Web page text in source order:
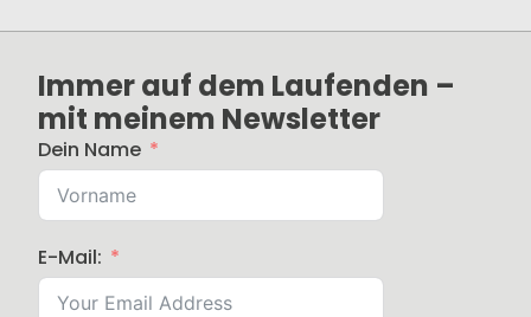
Immer auf dem Laufenden –
mit meinem Newsletter
Dein Name
E-Mail: